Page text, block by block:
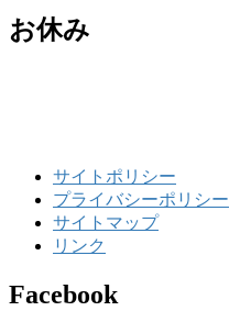
お休み
サイトポリシー
プライバシーポリシー
サイトマップ
リンク
Facebook